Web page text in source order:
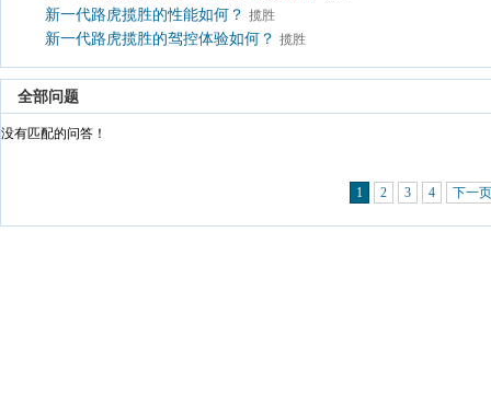
新一代路虎揽胜的性能如何？ 揽胜
新一代路虎揽胜的驾控体验如何？ 揽胜
全部问题
没有匹配的问答！
1 2 3 4 下一页